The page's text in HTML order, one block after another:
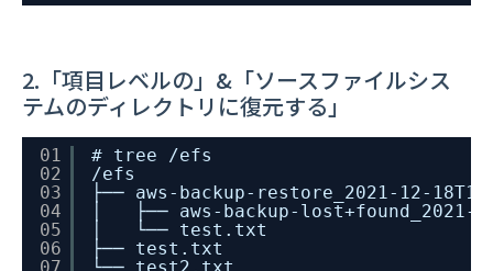
2.「項目レベルの」&「ソースファイルシス
テムのディレクトリに復元する」
01
02
03
04
05
06
# tree /efs
/efs
├── aws-backup-restore_2021-12-
│   ├── aws-backup-lost+found_2021-
│   └── test.txt
├── test.txt